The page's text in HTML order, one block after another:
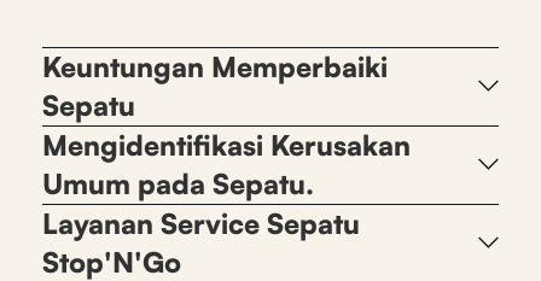
Keuntungan Memperbaiki
Sepatu
Mengidentifikasi Kerusakan
Umum pada Sepatu.
Layanan Service Sepatu
Stop'N'Go